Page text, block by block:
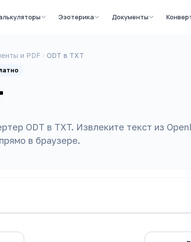
Эзотерика Документы
и PDF ODT в TXT
ODT в TXT. Извлеките текст из
в браузере.